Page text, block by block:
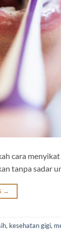
cara
tanpa sadar
→
, kesehatan gigi,